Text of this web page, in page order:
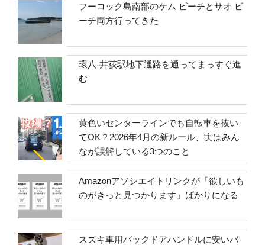
フーコック島南部のケム ビーチとサオ ビ
ーチ両方行ってきた
環八-井荻駅地下通路を通ってまっすぐ進
む
黄色いセンターラインでも自転車を抜い
てOK？2026年4月の新ルール、実はみん
なが誤解している3つのこと
Amazonアソシエイトリンクが「欲しいも
のがきっと見つかります」ばかりになる
スズキ車用バックドアハンドルに安いバ